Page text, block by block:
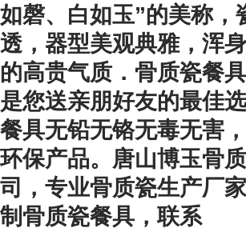
如磬、白如玉”的美称，
透，器型美观典雅，浑
的高贵气质．骨质瓷餐
是您送亲朋好友的最佳
餐具无铅无铬无毒无害
环保产品。唐山博玉骨
司，专业骨质瓷生产厂
制骨质瓷餐具，联系